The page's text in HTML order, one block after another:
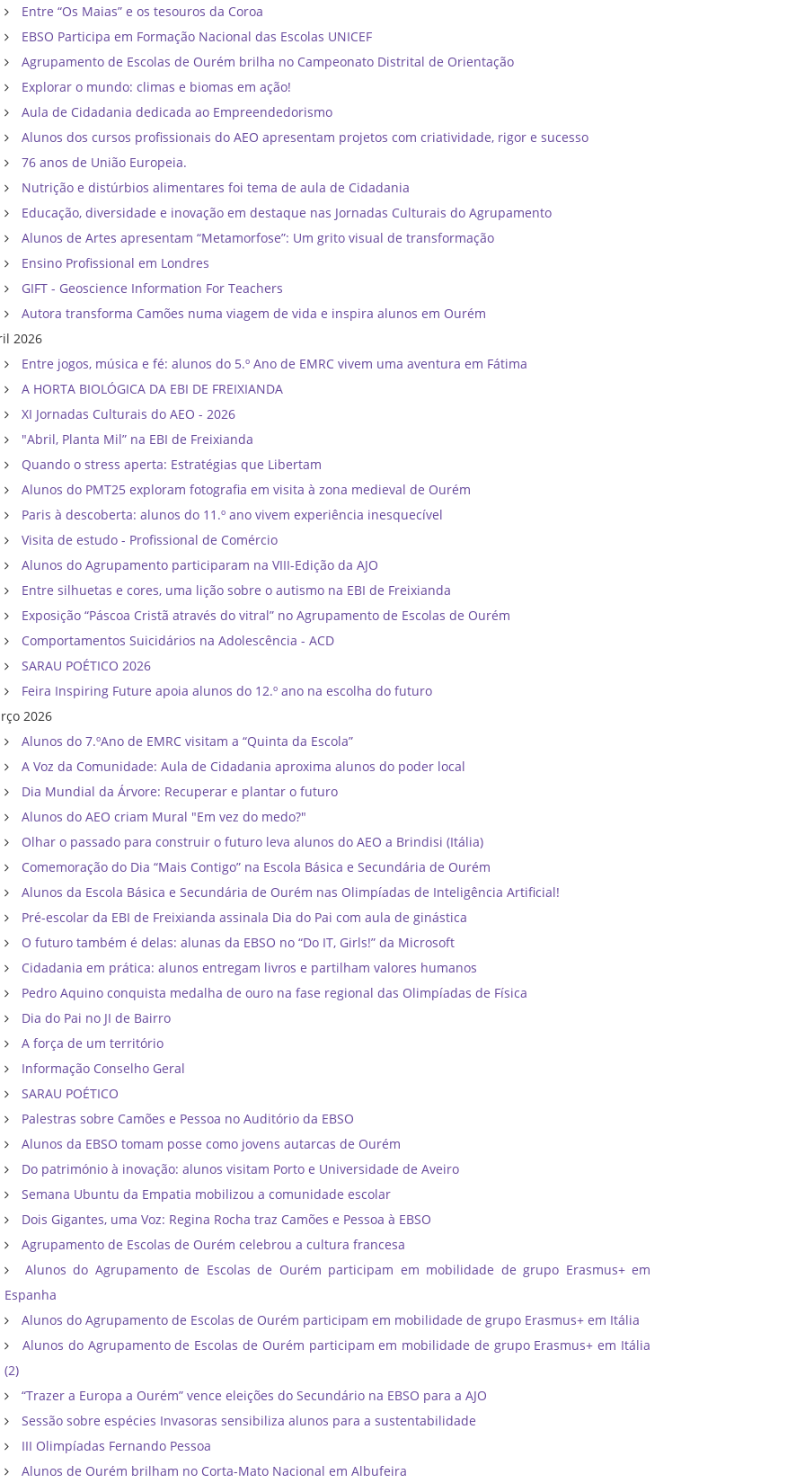
Entre “Os Maias” e os tesouros da Coroa
EBSO Participa em Formação Nacional das Escolas UNICEF
Agrupamento de Escolas de Ourém brilha no Campeonato Distrital de Orientação ​
Explorar o mundo: climas e biomas em ação!
Aula de Cidadania dedicada ao Empreendedorismo
Alunos dos cursos profissionais do AEO apresentam projetos com criatividade, rigor e sucesso
76 anos de União Europeia.
Nutrição e distúrbios alimentares foi tema de aula de Cidadania
Educação, diversidade e inovação em destaque nas Jornadas Culturais do Agrupamento
Alunos de Artes apresentam “Metamorfose”: Um grito visual de transformação
Ensino Profissional em Londres
GIFT - Geoscience Information For Teachers
Autora transforma Camões numa viagem de vida e inspira alunos em Ourém
2026
Entre jogos, música e fé: alunos do 5.º Ano de EMRC vivem uma aventura em Fátima
A HORTA BIOLÓGICA DA EBI DE FREIXIANDA
XI Jornadas Culturais do AEO - 2026
"Abril, Planta Mil” na EBI de Freixianda
Quando o stress aperta: Estratégias que Libertam
Alunos do PMT25 exploram fotografia em visita à zona medieval de Ourém
Paris à descoberta: alunos do 11.º ano vivem experiência inesquecível
Visita de estudo - Profissional de Comércio
Alunos do Agrupamento participaram na VIII-Edição da AJO
Entre silhuetas e cores, uma lição sobre o autismo na EBI de Freixianda
Exposição “Páscoa Cristã através do vitral” no Agrupamento de Escolas de Ourém
Comportamentos Suicidários na Adolescência - ACD
SARAU POÉTICO 2026
Feira Inspiring Future apoia alunos do 12.º ano na escolha do futuro
2026
Alunos do 7.ºAno de EMRC visitam a “Quinta da Escola”
A Voz da Comunidade: Aula de Cidadania aproxima alunos do poder local
Dia Mundial da Árvore: Recuperar e plantar o futuro
Alunos do AEO criam Mural "Em vez do medo?"
Olhar o passado para construir o futuro leva alunos do AEO a Brindisi (Itália)
Comemoração do Dia “Mais Contigo” na Escola Básica e Secundária de Ourém
Alunos da Escola Básica e Secundária de Ourém nas Olimpíadas de Inteligência Artificial!
Pré-escolar da EBI de Freixianda assinala Dia do Pai com aula de ginástica
O futuro também é delas: alunas da EBSO no “Do IT, Girls!” da Microsoft
Cidadania em prática: alunos entregam livros e partilham valores humanos
Pedro Aquino conquista medalha de ouro na fase regional das Olimpíadas de Física
Dia do Pai no JI de Bairro
A força de um território
Informação Conselho Geral
SARAU POÉTICO
Palestras sobre Camões e Pessoa no Auditório da EBSO
Alunos da EBSO tomam posse como jovens autarcas de Ourém
Do património à inovação: alunos visitam Porto e Universidade de Aveiro
Semana Ubuntu da Empatia mobilizou a comunidade escolar
Dois Gigantes, uma Voz: Regina Rocha traz Camões e Pessoa à EBSO
Agrupamento de Escolas de Ourém celebrou a cultura francesa
Alunos do Agrupamento de Escolas de Ourém participam em mobilidade de grupo Erasmus+ em
Espanha
Alunos do Agrupamento de Escolas de Ourém participam em mobilidade de grupo Erasmus+ em Itália
Alunos do Agrupamento de Escolas de Ourém participam em mobilidade de grupo Erasmus+ em Itália
(2)
“Trazer a Europa a Ourém” vence eleições do Secundário na EBSO para a AJO
Sessão sobre espécies Invasoras sensibiliza alunos para a sustentabilidade
III Olimpíadas Fernando Pessoa
Alunos de Ourém brilham no Corta-Mato Nacional em Albufeira